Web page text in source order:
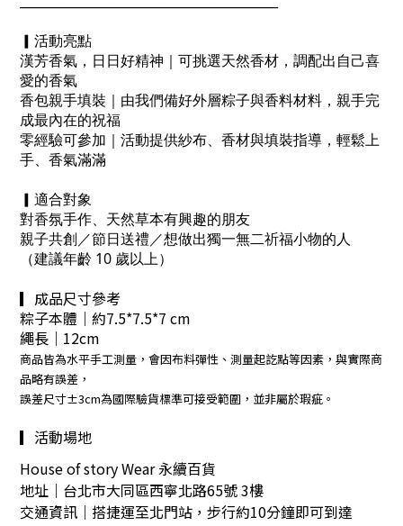
▎活動亮點
漢芳香氣，日日好精神｜可挑選天然香材，調配出自己喜
愛的香氣
香包親手填裝｜由我們備好外層粽子與香料材料，親手完
成最內在的祝福
零經驗可參加｜活動提供紗布、香材與填裝指導，輕鬆上
手、香氣滿滿
▎適合對象
對香氛手作、天然草本有興趣的朋友
親子共創／節日送禮／想做出獨一無二祈福小物的人
（建議年齡 10 歲以上）
▎成品尺寸參考
粽子本體｜約7.5*7.5*7 cm
繩長｜12cm
商品皆為水平手工測量，會因布料彈性、測量起訖點等因素，與實際商
品略有誤差，
誤差尺寸±3cm為國際驗貨標準可接受範圍，並非屬於瑕疵。
▎活動場地
House of story Wear 永續百貨
地址｜台北市大同區西寧北路65號 3樓
交通資訊｜搭捷運至北門站，步行約10分鐘即可到達